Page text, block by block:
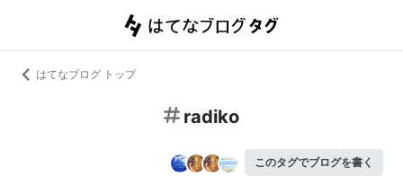
はてなブログ トップ
radiko
このタグでブログを書く